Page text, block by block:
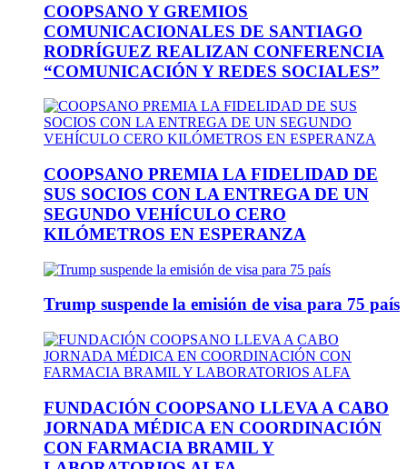
COOPSANO Y GREMIOS
COMUNICACIONALES DE SANTIAGO
RODRÍGUEZ REALIZAN CONFERENCIA
“COMUNICACIÓN Y REDES SOCIALES”
COOPSANO PREMIA LA FIDELIDAD DE
SUS SOCIOS CON LA ENTREGA DE UN
SEGUNDO VEHÍCULO CERO
KILÓMETROS EN ESPERANZA
Trump suspende la emisión de visa para 75 país
FUNDACIÓN COOPSANO LLEVA A CABO
JORNADA MÉDICA EN COORDINACIÓN
CON FARMACIA BRAMIL Y